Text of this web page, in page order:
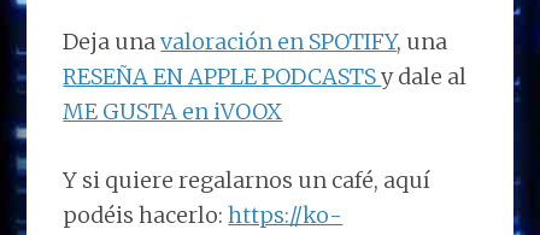
Deja unavaloración en SPOTIFY, una
RESEÑA EN APPLE PODCASTSy dale al
ME GUSTA en iVOOX
Y si quiere regalarnos un café, aquí
podéis hacerlo:https://ko-